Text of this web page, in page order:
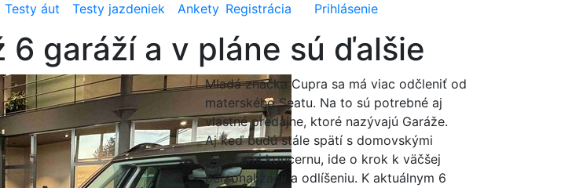
Testy áut Testy jazdeniek Ankety Registrácia Prihlásenie
6 garáží a v pláne sú ďalšie
Mladá značka Cupra sa má viac odčleniť od
materského Seatu. Na to sú potrebné aj
vlastné predajne, ktoré nazývajú Garáže.
Aj keď budú stále spätí s domovskými
značkami koncernu, ide o krok k väčšej
personalizácii a odlíšeniu. K aktuálnym 6